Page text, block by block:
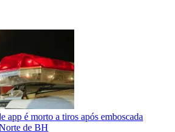
app é morto a tiros após emboscada
de BH